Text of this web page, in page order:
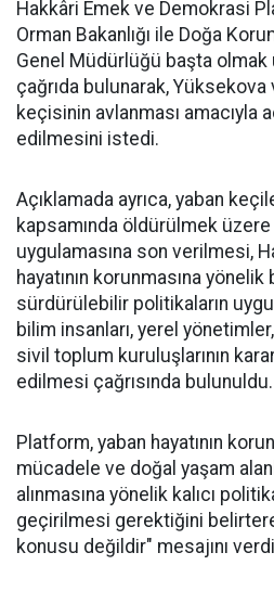
Hakkâri Emek ve Demokrasi
Orman Bakanlığı ile Doğa
Genel Müdürlüğü başta
çağrıda bulunarak,
keçisinin avlanması amacıyla
edilmesini istedi.
Açıklamada ayrıca, yaban
kapsamında öldürülmek üzere
uygulamasına son verilmesi,
hayatının korunmasına
sürdürülebilir politikaların
bilim insanları, yerel
sivil toplum kuruluşlarının
edilmesi çağrısında bulunuldu.
Platform, yaban hayatının
mücadele ve doğal yaşam
alınmasına yönelik kalıcı
geçirilmesi gerektiğini
konusu değildir" mesajını